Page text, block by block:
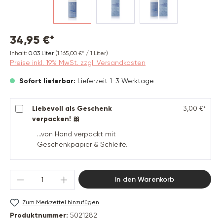
34,95 €*
Inhalt: 0.03 Liter (1.165,00 €* / 1 Liter)
Preise inkl. 19% MwSt. zzgl. Versandkosten
Sofort lieferbar: Lieferzeit 1-3 Werktage
Liebevoll als Geschenk
verpacken! 🎀
...von Hand verpackt mit
Geschenkpapier & Schleife.
3,00 €*
Produkt Anzahl: Gib den gewünschten
In den Warenkorb
Zum Merkzettel hinzufügen
Produktnummer: 5021282